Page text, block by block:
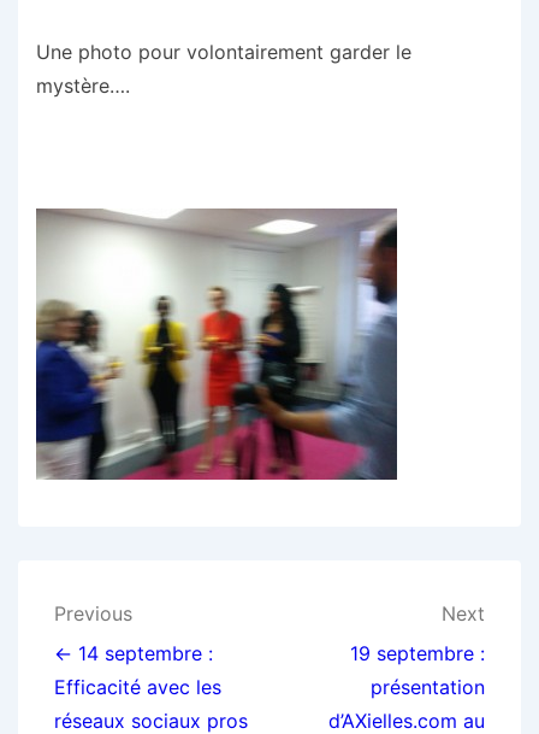
Une photo pour volontairement garder le
mystère….
Navigation
de
l’article
Previous
← 14 septembre :
Efficacité avec les
réseaux sociaux pros
Next
19 septembre :
présentation
d’AXielles.com au